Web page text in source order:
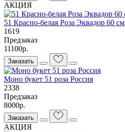
АКЦИЯ
51 Красно-белая Роза Эквадор 60 см
1619
Предзаказ
11100р.
Заказать
Моно букет 51 роза Россия
2338
Предзаказ
8000р.
Заказать
АКЦИЯ